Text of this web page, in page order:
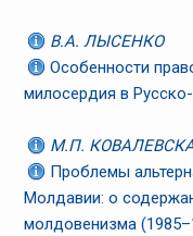
В.А. ЛЫСЕНКО
Особенности
милосердия в
М.П.
Проблемы
Молдавии: о
молдовенизма